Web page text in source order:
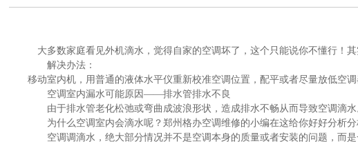
大多数家庭看见外机滴水，觉得自家的空调坏了，这个只能说你不懂行！
解决办法：
移动室内机，用普通的液体水平仪重新校准空调位置，配平或者尽量放低空调
空调室内漏水可能原因——排水管排水不良
由于排水管老化松弛或弯曲成波浪形状，造成排水不畅从而导致空调滴水
为什么空调室内会滴水呢？ 郑州格办空调维修的小编在这给你好好分析分
空调调滴水，绝大部分情况并不是空调本身的质量或者安装的问题，而是